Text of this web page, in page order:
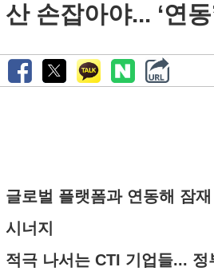
산 손잡아야... ‘연
글로벌 플랫폼과 연동해 잠
시너지
적극 나서는 CTI 기업들...